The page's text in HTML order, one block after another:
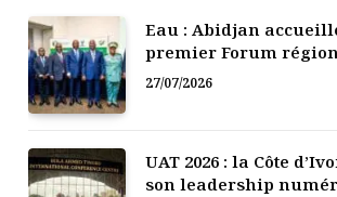
Eau : Abidjan
premier Forum
l’Afrique de l’Ouest
27/07/2026
UAT 2026 : la Côte
son leadership